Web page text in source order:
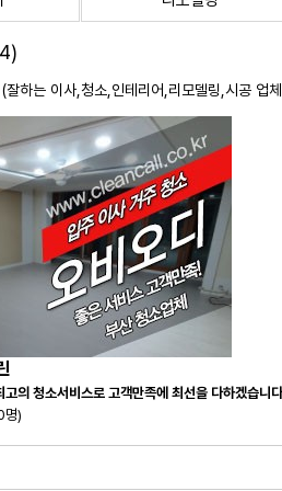
잘하는 이사, 청소 ,인테리어,리모델링,시공 업
의 청소서비스로 고객만족에 최선을 다하겠습니
명)